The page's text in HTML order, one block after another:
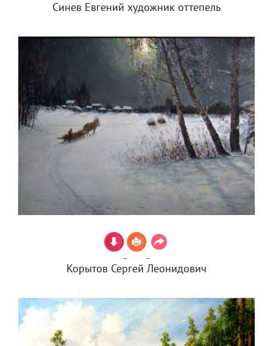
Синев Евгений художник оттепель
Корытов Сергей Леонидович